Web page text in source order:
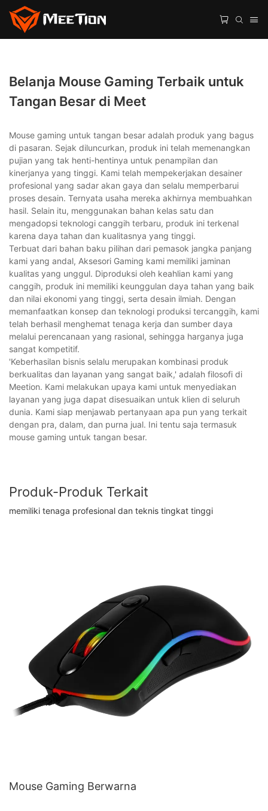
Belanja Mouse Gaming Terbaik untuk
Tangan Besar di Meet
Mouse gaming untuk tangan besar adalah produk yang bagus
di pasaran. Sejak diluncurkan, produk ini telah memenangkan
pujian yang tak henti-hentinya untuk penampilan dan
kinerjanya yang tinggi. Kami telah mempekerjakan desainer
profesional yang sadar akan gaya dan selalu memperbarui
proses desain. Ternyata usaha mereka akhirnya membuahkan
hasil. Selain itu, menggunakan bahan kelas satu dan
mengadopsi teknologi canggih terbaru, produk ini terkenal
karena daya tahan dan kualitasnya yang tinggi.
Terbuat dari bahan baku pilihan dari pemasok jangka panjang
kami yang andal, Aksesori Gaming kami memiliki jaminan
kualitas yang unggul. Diproduksi oleh keahlian kami yang
canggih, produk ini memiliki keunggulan daya tahan yang baik
dan nilai ekonomi yang tinggi, serta desain ilmiah. Dengan
memanfaatkan konsep dan teknologi produksi tercanggih, kami
telah berhasil menghemat tenaga kerja dan sumber daya
melalui perencanaan yang rasional, sehingga harganya juga
sangat kompetitif.
'Keberhasilan bisnis selalu merupakan kombinasi produk
berkualitas dan layanan yang sangat baik,' adalah filosofi di
Meetion. Kami melakukan upaya kami untuk menyediakan
layanan yang juga dapat disesuaikan untuk klien di seluruh
dunia. Kami siap menjawab pertanyaan apa pun yang terkait
dengan pra, dalam, dan purna jual. Ini tentu saja termasuk
mouse gaming untuk tangan besar.
Produk-Produk Terkait
memiliki tenaga profesional dan teknis tingkat tinggi
Mouse Gaming Berwarna